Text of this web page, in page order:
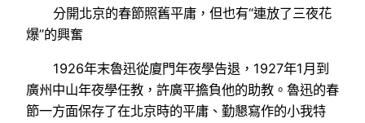
分開北京的春節照舊平庸，但也有“連放了三夜花
爆”的興奮
1926年末魯迅從廈門年夜學告退，1927年1月到
廣州中山年夜學任教，許廣平擔負他的助教。魯迅的春
節一方面保存了在北京時的平庸、勤懇寫作的小我特